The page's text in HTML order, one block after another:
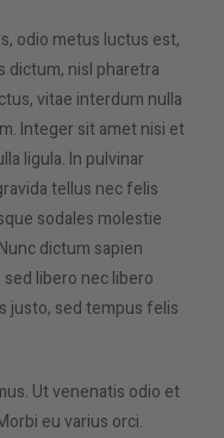
odio metus luctus est,
dictum, nisl pharetra
vitae interdum nulla
Integer sit amet nisi et
ligula. In pulvinar
tellus nec felis
sodales molestie
dictum sapien
libero nec libero
justo, sed tempus felis
Ut venenatis odio et
eu varius orci.